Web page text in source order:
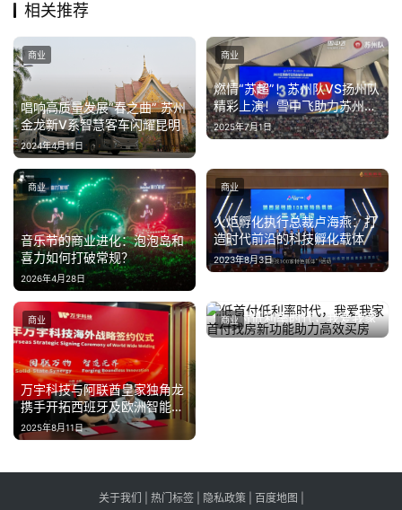
相关推荐
唱响高质量发展“春之曲” 苏州
金龙新V系智慧客车闪耀昆明
2024年4月11日
商业
燃情“苏超”！苏州队VS扬州队
精彩上演！雪中飞助力苏州队
3:0夺得首胜!
2025年7月1日
商业
音乐节的商业进化：泡泡岛和
喜力如何打破常规？
2026年4月28日
商业
火炬孵化执行总裁卢海燕：打
造时代前沿的科技孵化载体
2023年8月3日
商业
万宇科技与阿联酋皇家独角龙
携手开拓西班牙及欧洲智能制
造市场
2025年8月11日
商业
低首付低利率时代，我爱我家
首付找房新功能助力高效买房
2025年2月17日
商业
关于我们 热门标签 隐私政策 百度地图